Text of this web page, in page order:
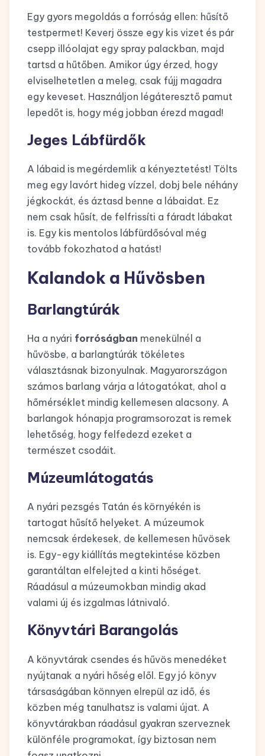
Egy gyors megoldás a forróság ellen: hűsítő
testpermet! Keverj össze egy kis vizet és pár
csepp illóolajat egy spray palackban, majd
tartsd a hűtőben. Amikor úgy érzed, hogy
elviselhetetlen a meleg, csak fújj magadra
egy keveset. Használjon légáteresztő pamut
lepedőt is, hogy még jobban érezd magad!
Jeges Lábfürdők
A lábaid is megérdemlik a kényeztetést! Tölts
meg egy lavórt hideg vízzel, dobj bele néhány
jégkockát, és áztasd benne a lábaidat. Ez
nem csak hűsít, de felfrissíti a fáradt lábakat
is. Egy kis mentolos lábfürdősóval még
tovább fokozhatod a hatást!
Kalandok a Hűvösben
Barlangtúrák
Ha a nyári forróságban menekülnél a
hűvösbe, a barlangtúrák tökéletes
választásnak bizonyulnak. Magyarországon
számos barlang várja a látogatókat, ahol a
hőmérséklet mindig kellemesen alacsony. A
barlangok hónapja programsorozat is remek
lehetőség, hogy felfedezd ezeket a
természet csodáit.
Múzeumlátogatás
A nyári pezsgés Tatán és környékén is
tartogat hűsítő helyeket. A múzeumok
nemcsak érdekesek, de kellemesen hűvösek
is. Egy-egy kiállítás megtekintése közben
garantáltan elfelejted a kinti hőséget.
Ráadásul a múzeumokban mindig akad
valami új és izgalmas látnivaló.
Könyvtári Barangolás
A könyvtárak csendes és hűvös menedéket
nyújtanak a nyári hőség elől. Egy jó könyv
társaságában könnyen elrepül az idő, és
közben még tanulhatsz is valami újat. A
könyvtárakban ráadásul gyakran szerveznek
különféle programokat, így biztosan nem